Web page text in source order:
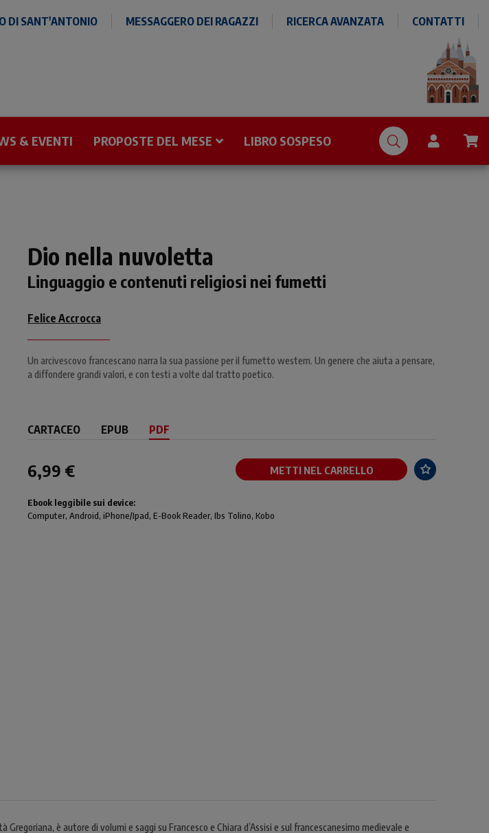
DI SANT'ANTONIO MESSAGGERO DEI RAGAZZI RICERCA AVANZATA CONTATTI
& EVENTI PROPOSTE DEL MESE LIBRO SOSPESO
Dio nella nuvoletta
Linguaggio e contenuti religiosi nei fumetti
Felice Accrocca
Un arcivescovo francescano narra la sua passione per il fumetto western. Un genere che aiuta a pensare,
a diffondere grandi valori, e con testi a volte dal tratto poetico.
CARTACEO EPUB PDF
6,99 € METTI NEL CARRELLO
Ebook leggibile sui device:
Computer, Android, iPhone/Ipad, E-Book Reader, Ibs Tolino, Kobo
è autore di volumi e saggi su Francesco e Chiara d’Assisi e sul francescanesimo medievale e